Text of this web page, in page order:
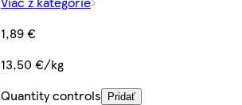
1,89 €
13,50 €/kg
Quantity controls
Pridať